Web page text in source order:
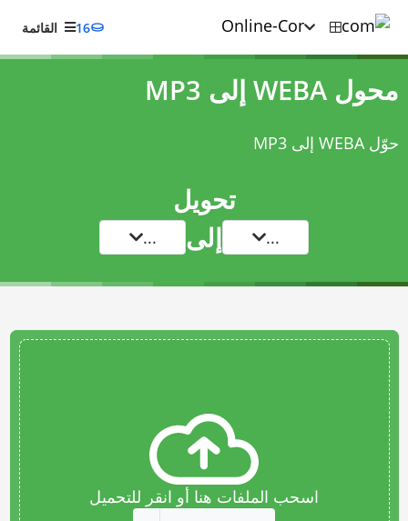
16 القائمة
محول WEBA إلى MP3
حوّل WEBA إلى MP3
تحويل
... إلى ...
اسحب الملفات هنا أو انقر للتحميل